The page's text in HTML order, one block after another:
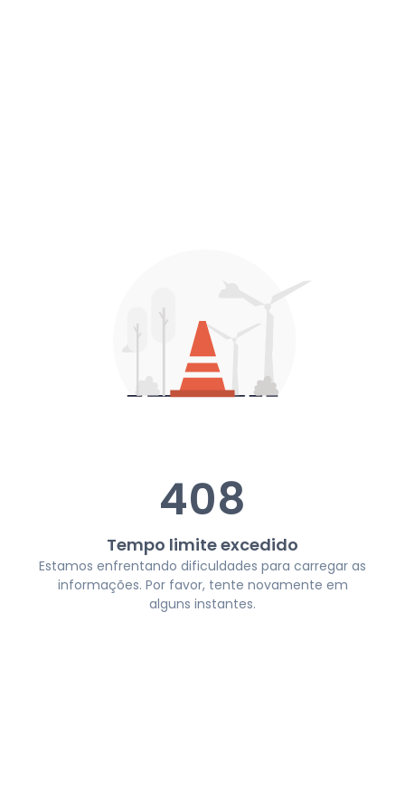
408
Tempo limite excedido
Estamos enfrentando dificuldades para carregar as
informações. Por favor, tente novamente em
alguns instantes.